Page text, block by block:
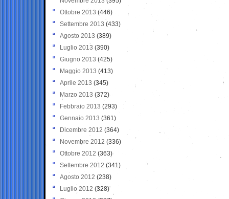
Ottobre 2013 (446)
Settembre 2013 (433)
Agosto 2013 (389)
Luglio 2013 (390)
Giugno 2013 (425)
Maggio 2013 (413)
Aprile 2013 (345)
Marzo 2013 (372)
Febbraio 2013 (293)
Gennaio 2013 (361)
Dicembre 2012 (364)
Novembre 2012 (336)
Ottobre 2012 (363)
Settembre 2012 (341)
Agosto 2012 (238)
Luglio 2012 (328)